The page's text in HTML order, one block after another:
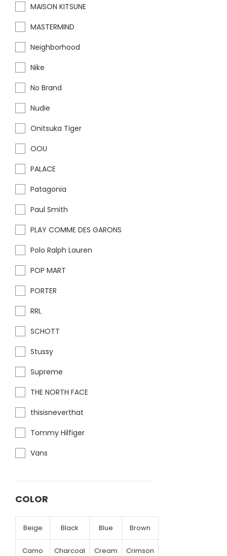
MAISON KITSUNE
MASTERMIND
Neighborhood
Nike
No Brand
Nudie
Onitsuka Tiger
OOU
PALACE
Patagonia
Paul Smith
PLAY COMME DES GARONS
Polo Ralph Lauren
POP MART
PORTER
RRL
SCHOTT
Stussy
Supreme
THE NORTH FACE
thisisneverthat
Tommy Hilfiger
Vans
COLOR
Beige Black Blue Brown
Camo Charcoal Cream Crimson